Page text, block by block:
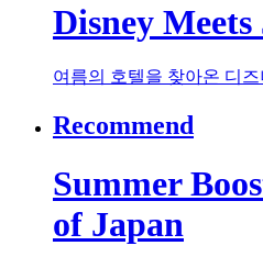
Disney Meets
여름의 호텔을 찾아온 디
Recommend
Summer
of Japan